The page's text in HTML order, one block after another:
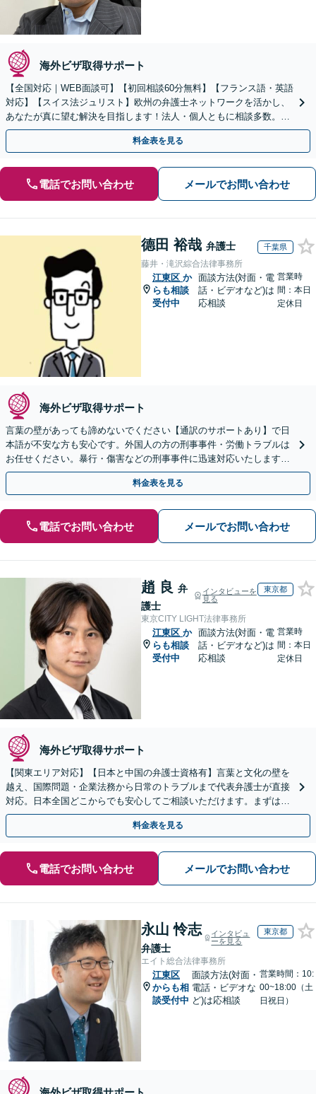
海外ビザ取得サポート
【全国対応｜WEB面談可】【初回相談60分無料】【フランス語・英語
対応】【スイス法ジュリスト】欧州の弁護士ネットワークを活かし、
あなたが真に望む解決を目指します！法人・個人ともに相談多数。細
やかな連絡と粘り強い交渉を徹底【休日・夜間相談可】
料金表を見る
電話でお問い合わせ メールでお問い合わせ
德田 裕哉 弁護士 千葉県
藤井・滝沢綜合法律事務所
江東区 か
らも相談
受付中
面談方法(対面・電
話・ビデオなど)は
応相談
営業時
間：本日
定休日
海外ビザ取得サポート
言葉の壁があっても諦めないでください【通訳のサポートあり】で日
本語が不安な方も安心です。外国人の方の刑事事件・労働トラブルは
お任せください。暴行・傷害などの刑事事件に迅速対応いたします。
【事前予約で休日・夜間面談可】
料金表を見る
電話でお問い合わせ メールでお問い合わせ
趙 良 弁
護士
インタビューを
見る
東京都
東京CITY LIGHT法律事務所
江東区 か
らも相談
受付中
面談方法(対面・電
話・ビデオなど)は
応相談
営業時
間：本日
定休日
海外ビザ取得サポート
【関東エリア対応】【日本と中国の弁護士資格有】言葉と文化の壁を
越え、国際問題・企業法務から日常のトラブルまで代表弁護士が直接
対応。日本全国どこからでも安心してご相談いただけます。まずは一
歩を踏み出してみませんか。【初回相談無料】
料金表を見る
電話でお問い合わせ メールでお問い合わせ
永山 怜志
弁護士
インタビュ
ーを見る
東京都
エイト総合法律事務所
江東区
からも相
談受付中
面談方法(対面・
電話・ビデオな
ど)は応相談
営業時間：10:
00~18:00（土
日祝日）